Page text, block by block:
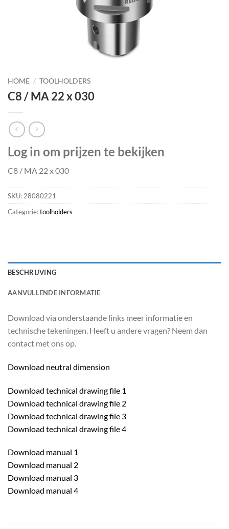
HOME / TOOLHOLDERS
C8 / MA 22 x 030
Log in om prijzen te bekijken
C8 / MA 22 x 030
SKU:28080221
Categorie:toolholders
BESCHRIJVING
AANVULLENDE INFORMATIE
Download via onderstaande links meer informatie en
technische tekeningen. Heeft u andere vragen? Neem dan
contact met ons op.
Download neutral dimension
Download technical drawing file 1
Download technical drawing file 2
Download technical drawing file 3
Download technical drawing file 4
Download manual 1
Download manual 2
Download manual 3
Download manual 4